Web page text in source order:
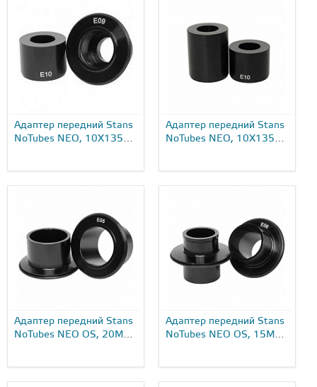
Адаптер передний Stans
NoTubes NEO, 10X135
Адаптер передний Stans
NoTubes NEO, 10X135
Адаптер передний Stans
NoTubes NEO OS, 20MM
Адаптер передний Stans
NoTubes NEO OS, 15MM